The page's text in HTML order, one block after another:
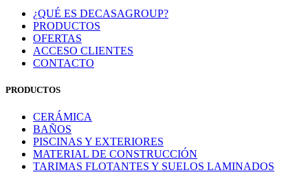
¿QUÉ ES DECASAGROUP?
PRODUCTOS
OFERTAS
ACCESO CLIENTES
CONTACTO
PRODUCTOS
CERÁMICA
BAÑOS
PISCINAS Y EXTERIORES
MATERIAL DE CONSTRUCCIÓN
TARIMAS FLOTANTES Y SUELOS LAMINADOS